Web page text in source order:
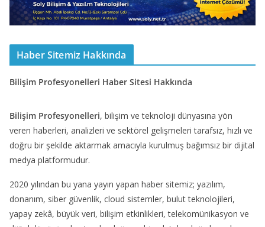
Haber Sitemiz Hakkında
Bilişim Profesyonelleri Haber Sitesi Hakkında
Bilişim Profesyonelleri, bilişim ve teknoloji dünyasına yön
veren haberleri, analizleri ve sektörel gelişmeleri tarafsız, hızlı ve
doğru bir şekilde aktarmak amacıyla kurulmuş bağımsız bir dijital
medya platformudur.
2020 yılından bu yana yayın yapan haber sitemiz; yazılım,
donanım, siber güvenlik, cloud sistemler, bulut teknolojileri,
yapay zekâ, büyük veri, bilişim etkinlikleri, telekomünikasyon ve